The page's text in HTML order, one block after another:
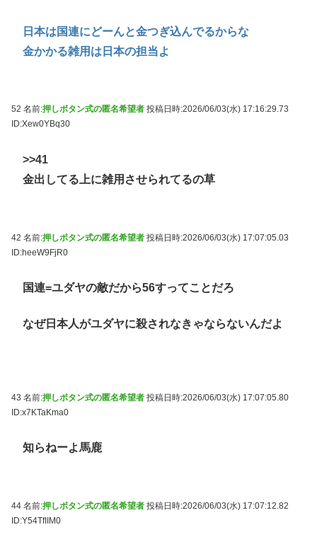
日本は国連にどーんと金つぎ込んでるからな
金かかる雑用は日本の担当よ
52 名前:押しボタン式の匿名希望者 投稿日時:2026/06/03(水) 17:16:29.73
ID:Xew0YBq30
>>41
金出してる上に雑用させられてるの草
42 名前:押しボタン式の匿名希望者 投稿日時:2026/06/03(水) 17:07:05.03
ID:heeW9FjR0
国連=ユダヤの敵だから56すってことだろ
なぜ日本人がユダヤに殺されなきゃならないんだよ
43 名前:押しボタン式の匿名希望者 投稿日時:2026/06/03(水) 17:07:05.80
ID:x7KTaKma0
知らねーよ馬鹿
44 名前:押しボタン式の匿名希望者 投稿日時:2026/06/03(水) 17:07:12.82
ID:Y54TfIIM0